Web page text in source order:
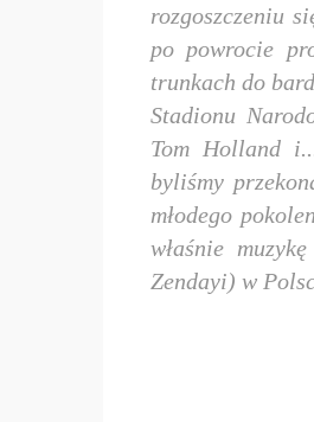
rozgoszczeniu
po powrocie
trunkach do
Stadionu
Tom Holland
byliśmy
młodego
właśnie
Zendayi) w